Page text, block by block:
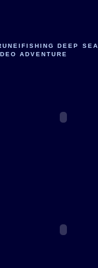
DEEP SEA
ADVENTURE